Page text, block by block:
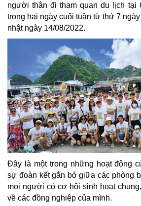
người thân đi tham quan du lịch tại
trong hai ngày cuối tuần từ thứ 7
nhật ngày 14/08/2022.
Đây là một trong những hoạt động
sự đoàn kết gắn bó giữa các phòng
mọi người có cơ hội sinh hoạt
về các đồng nghiệp của mình.